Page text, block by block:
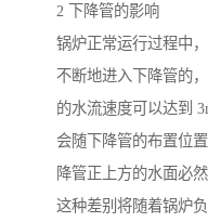
2 下降管的影响
锅炉正常运行过程中
不断地进入下降管的
的水流速度可以达到
会随下降管的布置位
降管正上方的水面必
这种差别将随着锅炉